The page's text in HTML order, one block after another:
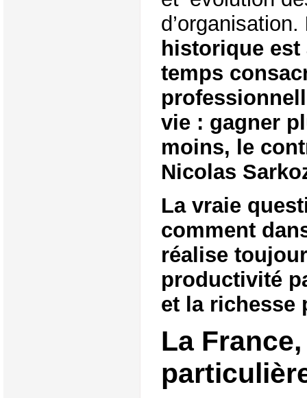
d’organisation.
historique
temps
vie : gagner
moins, le
Nicolas
La vraie
comment
réalise
productivité
et la richesse
La